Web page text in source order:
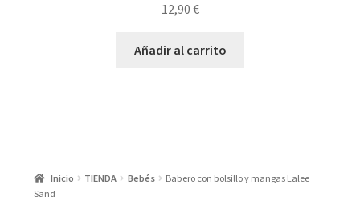
12,90 €
Añadir al carrito
Inicio TIENDA Bebés
Babero con bolsillo y mangas Lalee
Sand